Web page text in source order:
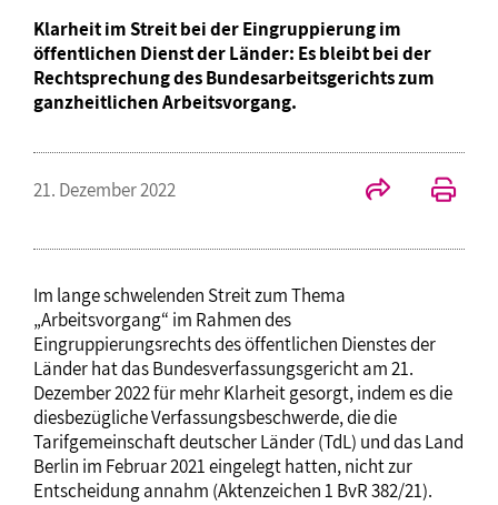
Klarheit im Streit bei der Eingruppierung im
öffentlichen Dienst der Länder: Es bleibt bei der
Rechtsprechung des Bundesarbeitsgerichts zum
ganzheitlichen Arbeitsvorgang.
21. Dezember 2022
Im lange schwelenden Streit zum Thema
„Arbeitsvorgang“ im Rahmen des
Eingruppierungsrechts des öffentlichen Dienstes der
Länder hat das Bundesverfassungsgericht am 21.
Dezember 2022 für mehr Klarheit gesorgt, indem es die
diesbezügliche Verfassungsbeschwerde, die die
Tarifgemeinschaft deutscher Länder (TdL) und das Land
Berlin im Februar 2021 eingelegt hatten, nicht zur
Entscheidung annahm (Aktenzeichen 1 BvR 382/21).